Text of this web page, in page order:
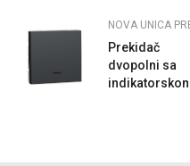
Prekidač
dvopolni sa
indikatorskom